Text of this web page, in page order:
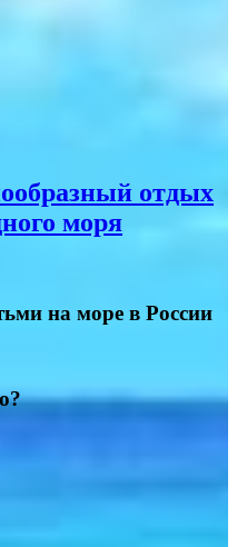
отдых
моря
на море в России